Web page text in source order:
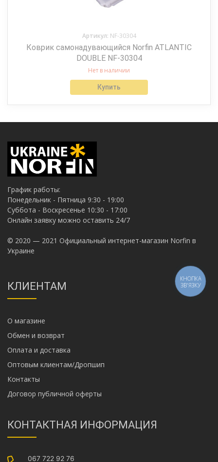
Артикул: NF-30304
Коврик самонадувающийся Norfin ATLANTIC
DOUBLE NF-30304
Нет в наличии
Купить
График работы:
Понедельник - Пятница 9:30 - 19:00
Суббота - Воскресенье 10:30 - 17:00
Онлайн заявку можно оставить 24/7
© 2020 — 2021 Официальный интернет-магазин Norfin в
Украине
КЛИЕНТАМ
О магазине
Обмен и возврат
Оплата и доставка
Оптовым клиентам/Дропшип
Контакты
Договор публичной оферты
КОНТАКТНАЯ ИНФОРМАЦИЯ
067 722 92 76
КНОПКА
ЗВ'ЯЗКУ